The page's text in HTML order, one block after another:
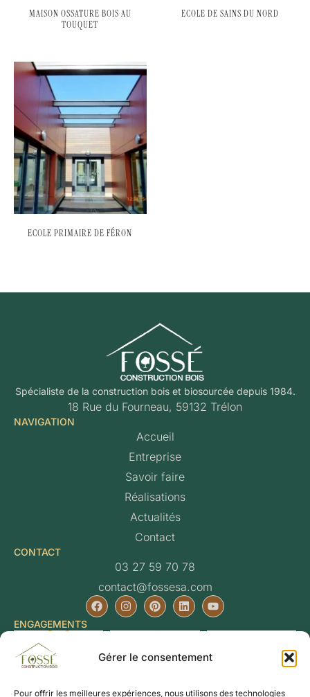
Gérer le consentement
Pour offrir les meilleures expériences, nous utilisons des technologies
MAISON OSSATURE BOIS AU
TOUQUET
ECOLE DE SAINS DU NORD
ECOLE PRIMAIRE DE FÉRON
Spécialiste de la construction bois et biosourcée depuis 1984.
18 Rue du Fourneau, 59132 Trélon
NAVIGATION
Accueil
Entreprise
Savoir faire
Réalisations
Actualités
Contact
CONTACT
03 27 59 70 78
contact@fossesa.com
ENGAGEMENTS